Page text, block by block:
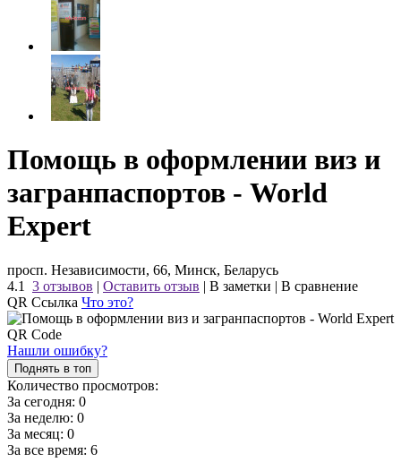
Помощь в оформлении виз и
загранпаспортов - World
Expert
просп. Независимости, 66, Минск, Беларусь
4.1
3 отзывов | Оставить отзыв | В заметки | В сравнение
QR Ссылка Что это?
Нашли ошибку?
Поднять в топ
Количество просмотров:
За сегодня: 0
За неделю: 0
За месяц: 0
За все время: 6